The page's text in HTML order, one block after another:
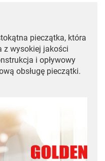
pieczątka, która
z wysokiej jakości
i opływowy
obsługę pieczątki.